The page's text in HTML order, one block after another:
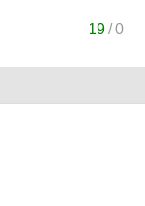
19 /0